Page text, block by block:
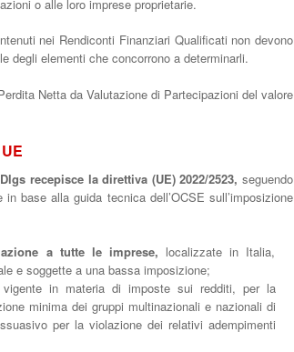
o alle loro imprese proprietarie.
nei Rendiconti Finanziari Qualificati non devono
degli elementi che concorrono a determinarli.
Netta da Valutazione di Partecipazioni del valore
recepisce la direttiva (UE) 2022/2523, seguendo
base alla guida tecnica dell’OCSE sull’imposizione
a tutte le imprese, localizzate in Italia,
e soggette a una bassa imposizione;
in materia di imposte sui redditi, per la
minima dei gruppi multinazionali e nazionali di
per la violazione dei relativi adempimenti